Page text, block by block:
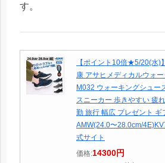
す。
【ポイント10倍★5/20(水)
康 アサヒメディカルウォ
M032 ウォーキングシュー
スニーカー 歩きやすい 疲
勤 旅行 幅広 プレゼント ギ
AMW(24.0〜28.0cm/
式サイト
価格:14300円